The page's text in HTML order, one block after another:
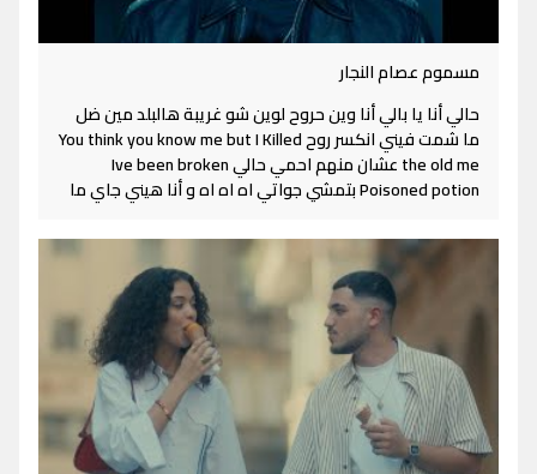
مسموم عصام النجار
حالي أنا يا بالي أنا وين حروح لوين شو غريبة هالبلد مين ضل
ما شمت فيني انكسر روح You think you know me but I Killed
the old me عشان منهم احمي حالي Ive been broken
Poisoned potion بتمشي جواتي اه اه اه و أنا هيني جاي ما